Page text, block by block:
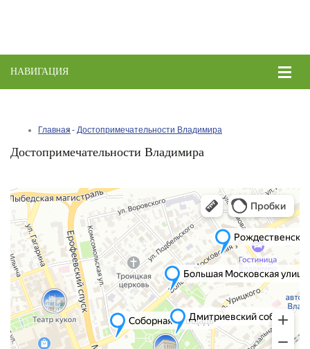
Toggle
НАВИГАЦИЯ
Главная Достопримечательности Владимира
Достопримечательности Владимира